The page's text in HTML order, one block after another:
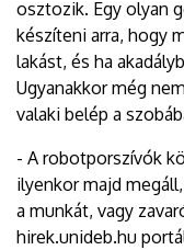
osztozik. Egy olyan
készíteni arra, hogy
lakást, és ha
Ugyanakkor még
valaki belép a
- A robotporszívók
ilyenkor majd
a munkát, vagy
hirek.unideb.hu